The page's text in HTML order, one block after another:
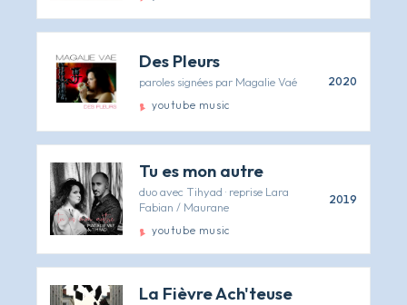
Des Pleurs
paroles signées par Magalie Vaé
youtube music
2020
Tu es mon autre
duo avec Tihyad · reprise Lara
Fabian / Maurane
youtube music
2019
La Fièvre Ach'teuse